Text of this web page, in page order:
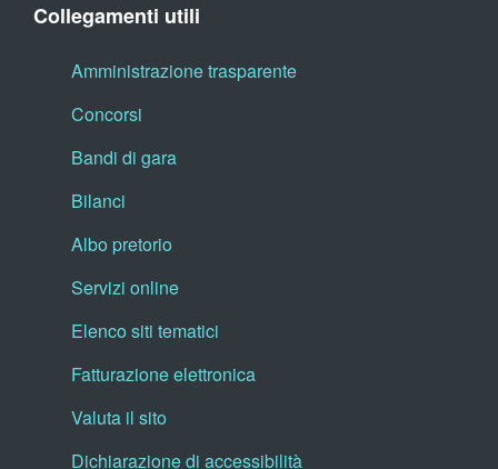
Collegamenti utili
Amministrazione trasparente
Concorsi
Bandi di gara
Bilanci
Albo pretorio
Servizi online
Elenco siti tematici
Fatturazione elettronica
Valuta il sito
Dichiarazione di accessibilità